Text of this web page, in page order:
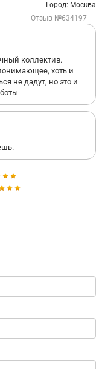
Город: Москва
Отзыв №634197
коллектив.
хоть и
не дадут, но это и